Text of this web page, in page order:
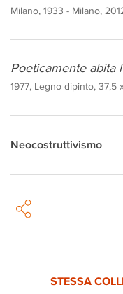
Milano, 1933 - Milano,
Poeticamente abita
1977, Legno dipinto, 37,5
Neocostruttivismo
STESSA